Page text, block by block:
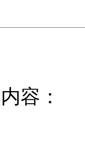
容：